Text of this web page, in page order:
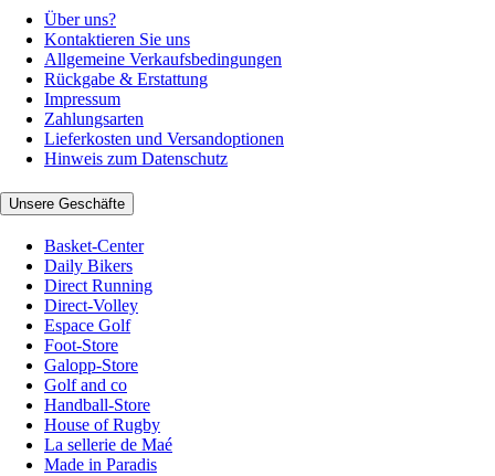
Über uns?
Kontaktieren Sie uns
Allgemeine Verkaufsbedingungen
Rückgabe & Erstattung
Impressum
Zahlungsarten
Lieferkosten und Versandoptionen
Hinweis zum Datenschutz
Unsere Geschäfte
Basket-Center
Daily Bikers
Direct Running
Direct-Volley
Espace Golf
Foot-Store
Galopp-Store
Golf and co
Handball-Store
House of Rugby
La sellerie de Maé
Made in Paradis